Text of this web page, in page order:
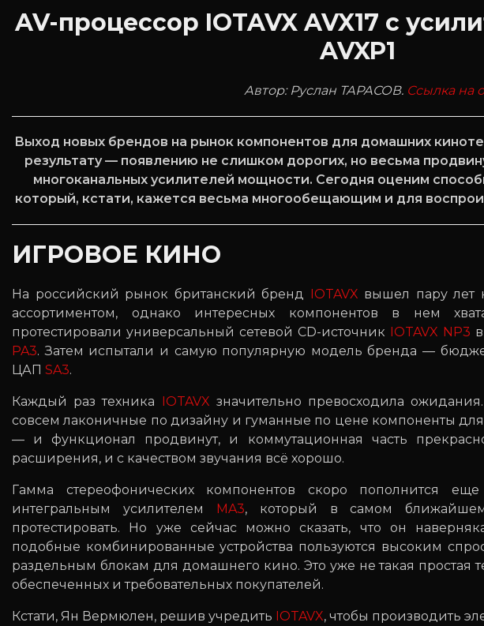
AV-процессор IOTAVX AVX17 с
AVXP1
Автор: Руслан ТАРАСОВ. Ссылка на
Выход новых брендов на рынок компонентов для домашних
результату — появлению не слишком дорогих, но весьма
многоканальных усилителей мощности. Сегодня оценим
который, кстати, кажется весьма многообещающим и для
ИГРОВОЕ КИНО
На российский рынок британский бренд IOTAVX вышел пару лет
ассортиментом, однако интересных компонентов в нем
протестировали универсальный сетевой CD-источник IOTAVX NP3
PA3. Затем испытали и самую популярную модель бренда —
ЦАП SA3.
Каждый раз техника IOTAVX значительно превосходила
совсем лаконичные по дизайну и гуманные по цене компоненты
— и функционал продвинут, и коммутационная часть
расширения, и с качеством звучания всё хорошо.
Гамма стереофонических компонентов скоро пополнится
интегральным усилителем MA3, который в самом
протестировать. Но уже сейчас можно сказать, что он
подобные комбинированные устройства пользуются высоким
раздельным блокам для домашнего кино. Это уже не такая простая
обеспеченных и требовательных покупателей.
Кстати, Ян Вермюлен, решив учредить IOTAVX, чтобы производить